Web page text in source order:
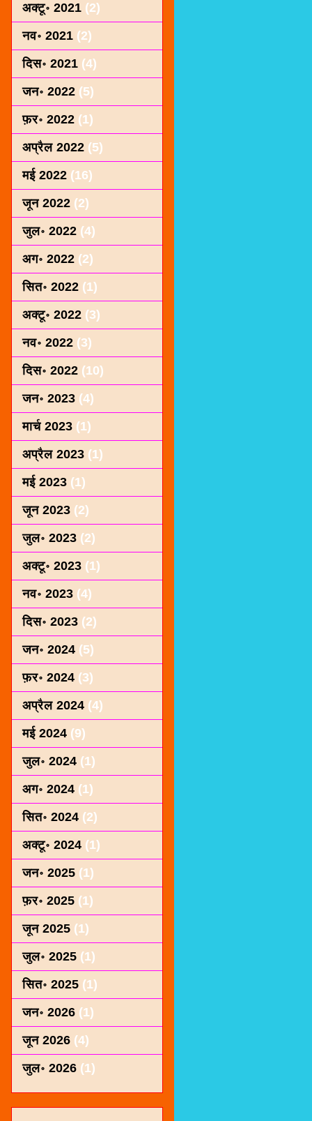
अक्टू॰ 2021 (2)
नव॰ 2021 (2)
दिस॰ 2021 (4)
जन॰ 2022 (5)
फ़र॰ 2022 (1)
अप्रैल 2022 (5)
मई 2022 (16)
जून 2022 (2)
जुल॰ 2022 (4)
अग॰ 2022 (2)
सित॰ 2022 (1)
अक्टू॰ 2022 (3)
नव॰ 2022 (3)
दिस॰ 2022 (10)
जन॰ 2023 (4)
मार्च 2023 (1)
अप्रैल 2023 (1)
मई 2023 (1)
जून 2023 (2)
जुल॰ 2023 (2)
अक्टू॰ 2023 (1)
नव॰ 2023 (4)
दिस॰ 2023 (2)
जन॰ 2024 (5)
फ़र॰ 2024 (3)
अप्रैल 2024 (4)
मई 2024 (9)
जुल॰ 2024 (1)
अग॰ 2024 (1)
सित॰ 2024 (2)
अक्टू॰ 2024 (1)
जन॰ 2025 (1)
फ़र॰ 2025 (1)
जून 2025 (1)
जुल॰ 2025 (1)
सित॰ 2025 (1)
जन॰ 2026 (1)
जून 2026 (4)
जुल॰ 2026 (1)